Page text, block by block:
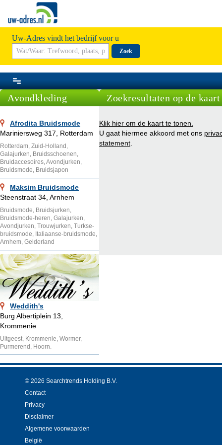
Uw-Adres vindt het bedrijf voor u
Zoek
Avondkleding
Afrodita Bruidsmode
Mariniersweg 317, Rotterdam
Rotterdam, Zuid-Holland,
Galajurken, Bruidsschoenen,
Bruidaccesoires, Avondjurken,
Bruidsmode, Bruidsjapon
Maksim Bruidsmode
Steenstraat 34, Arnhem
Bruidsmode, Bruidsjurken,
Bruidsmode-heren, Galajurken,
Avondjurken, Trouwjurken, Turkse-
bruidsmode, Italiaanse-bruidsmode,
Arnhem, Gelderland
Weddith's
Burg Albertiplein 13,
Krommenie
Uitgeest, Krommenie, Wormer,
Purmerend, Hoorn.
Zoekresultaten op de kaart
Klik hier om de kaart te tonen.
U gaat hiermee akkoord met ons
statement
© 2026 Searchtrends Holding B.V.
Contact
Privacy
Disclaimer
Algemene voorwaarden
België